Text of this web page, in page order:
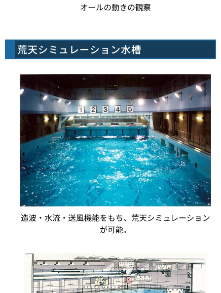
オールの動きの観察
荒天シミュレーション水槽
造波・水流・送風機能をもち、荒天シミュレーション
が可能。